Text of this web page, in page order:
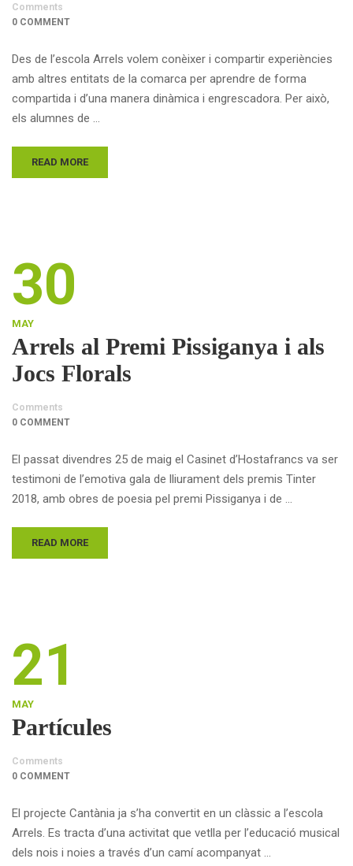
Comments
0 COMMENT
Des de l’escola Arrels volem conèixer i compartir experiències
amb altres entitats de la comarca per aprendre de forma
compartida i d’una manera dinàmica i engrescadora. Per això,
els alumnes de …
READ MORE
30
MAY
Arrels al Premi Pissiganya i als
Jocs Florals
Comments
0 COMMENT
El passat divendres 25 de maig el Casinet d’Hostafrancs va ser
testimoni de l’emotiva gala de lliurament dels premis Tinter
2018, amb obres de poesia pel premi Pissiganya i de …
READ MORE
21
MAY
Partícules
Comments
0 COMMENT
El projecte Cantània ja s’ha convertit en un clàssic a l’escola
Arrels. Es tracta d’una activitat que vetlla per l’educació musical
dels nois i noies a través d’un camí acompanyat …